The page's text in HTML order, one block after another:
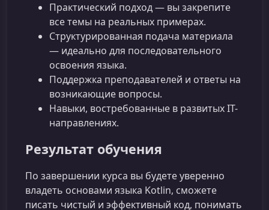
Практический подход — вы закрепите
все темы на реальных примерах.
Структурированная подача материала
— идеально для последовательного
освоения языка.
Поддержка преподавателей и ответы на
возникающие вопросы.
Навыки, востребованные в развитых IT-
направлениях.
Результат обучения
По завершении курса вы будете уверенно
владеть основами языка Kotlin, сможете
писать чистый и эффективный код, понимать